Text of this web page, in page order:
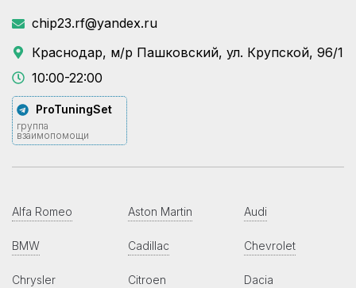
chip23.rf@yandex.ru
Краснодар, м/р Пашковский, ул. Крупской, 96/1
10:00-22:00
ProTuningSet
группа
взаимопомощи
Alfa Romeo Aston Martin Audi
BMW Cadillac Chevrolet
Chrysler Citroen Dacia